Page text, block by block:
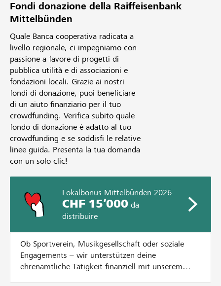
Fondi donazione della Raiffeisenbank
Mittelbünden
Quale Banca cooperativa radicata a
livello regionale, ci impegniamo con
passione a favore di progetti di
pubblica utilità e di associazioni e
fondazioni locali. Grazie ai nostri
fondi di donazione, puoi beneficiare
di un aiuto finanziario per il tuo
crowdfunding. Verifica subito quale
fondo di donazione è adatto al tuo
crowdfunding e se soddisfi le relative
linee guida. Presenta la tua domanda
con un solo clic!
Lokalbonus Mittelbünden 2026
CHF 15’000da
distribuire
Ob Sportverein, Musikgesellschaft oder soziale
Engagements – wir unterstützen deine
ehrenamtliche Tätigkeit finanziell mit unserem